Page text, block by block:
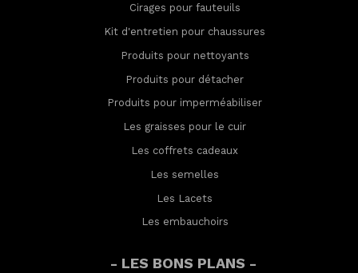
Cirages pour fauteuils
Kit d'entretien pour chaussures
Produits pour nettoyants
Produits pour détacher
Produits pour imperméabiliser
Les graisses pour le cuir
Les coffrets cadeaux
Les semelles
Les Lacets
Les embauchoirs
- LES BONS PLANS -